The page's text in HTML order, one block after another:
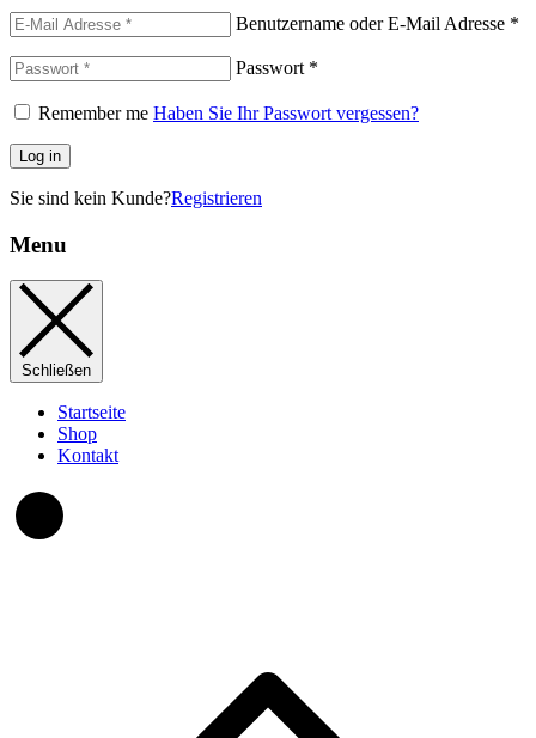
Benutzername oder E-Mail Adresse *
Passwort *
Remember me Haben Sie Ihr Passwort vergessen?
Log in
Sie sind kein Kunde?Registrieren
Menu
Schließen
Startseite
Shop
Kontakt